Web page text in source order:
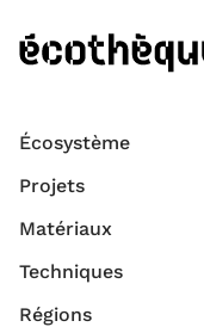
Écosystème
Projets
Matériaux
Techniques
Régions